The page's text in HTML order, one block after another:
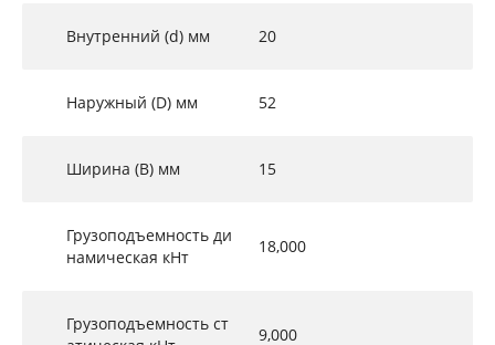
Внутренний (d) мм 20
Наружный (D) мм 52
Ширина (B) мм 15
Грузоподъемность ди
намическая кНт
18,000
Грузоподъемность ст
9,000